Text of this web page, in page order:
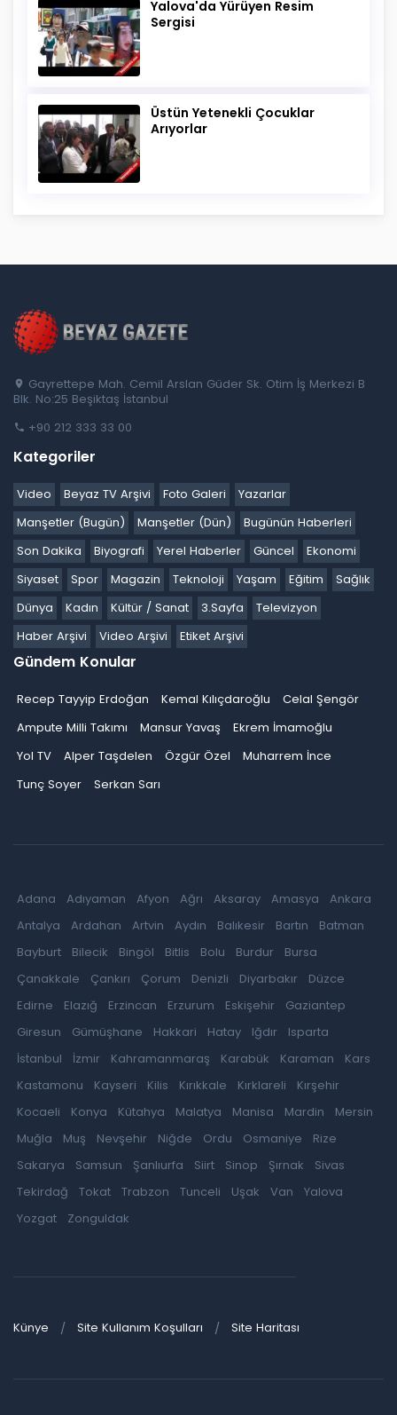
Yalova'da Yürüyen Resim
Sergisi
Üstün Yetenekli Çocuklar
Arıyorlar
Gayrettepe Mah. Cemil Arslan Güder Sk. Otim İş Merkezi B
Blk. No:25 Beşiktaş İstanbul
+90 212 333 33 00
Kategoriler
Video Beyaz TV Arşivi Foto Galeri
Yazarlar
Manşetler (Bugün)
Manşetler (Dün)
Bugünün Haberleri
Son Dakika
Biyografi Yerel Haberler Güncel
Ekonomi
Siyaset
Spor Magazin Teknoloji Yaşam Eğitim
Sağlık
Dünya
Kadın Kültür / Sanat 3.Sayfa
Televizyon
Haber Arşivi
Video Arşivi Etiket Arşivi
Gündem Konular
Recep Tayyip Erdoğan Kemal Kılıçdaroğlu
Celal Şengör
Ampute Milli Takımı
Mansur Yavaş
Ekrem İmamoğlu
Yol TV
Alper Taşdelen Özgür Özel
Muharrem İnce
Tunç Soyer
Serkan Sarı
Adana Adıyaman Afyon Ağrı Aksaray Amasya
Ankara
Antalya
Ardahan Artvin Aydın Balıkesir Bartın
Batman
Bayburt
Bilecik Bingöl Bitlis Bolu Burdur
Bursa
Çanakkale
Çankırı Çorum Denizli Diyarbakır
Düzce
Edirne
Elazığ Erzincan Erzurum Eskişehir
Gaziantep
Giresun
Gümüşhane Hakkari Hatay Iğdır
Isparta
İstanbul
İzmir Kahramanmaraş Karabük Karaman
Kars
Kastamonu
Kayseri Kilis Kırıkkale Kırklareli
Kırşehir
Kocaeli
Konya Kütahya Malatya Manisa Mardin
Mersin
Muğla
Muş Nevşehir Niğde Ordu Osmaniye
Rize
Sakarya
Samsun Şanlıurfa Siirt Sinop Şırnak
Sivas
Tekirdağ
Tokat Trabzon Tunceli Uşak Van
Yalova
Yozgat
Zonguldak
Künye Site Kullanım Koşulları Site Haritası